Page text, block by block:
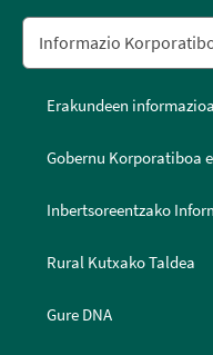
Erakundeen informazioa
Gobernu Korporatiboa
Inbertsoreentzako
Rural Kutxako Taldea
Gure DNA